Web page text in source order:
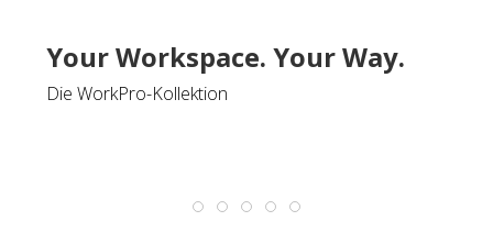
Your Workspace. Your Way.
Die WorkPro-Kollektion